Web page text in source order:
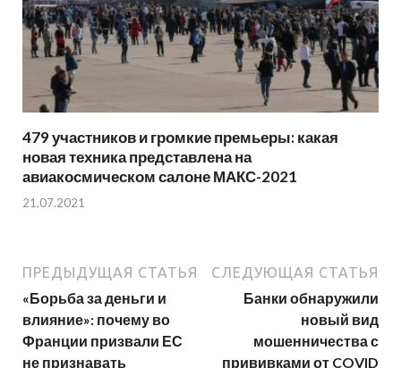
479 участников и громкие премьеры: какая
новая техника представлена на
авиакосмическом салоне МАКС-2021
21.07.2021
ПРЕДЫДУЩАЯ СТАТЬЯ
«Борьба за деньги и
влияние»: почему во
Франции призвали ЕС
не признавать
СЛЕДУЮЩАЯ СТАТЬЯ
Банки обнаружили
новый вид
мошенничества с
прививками от COVID